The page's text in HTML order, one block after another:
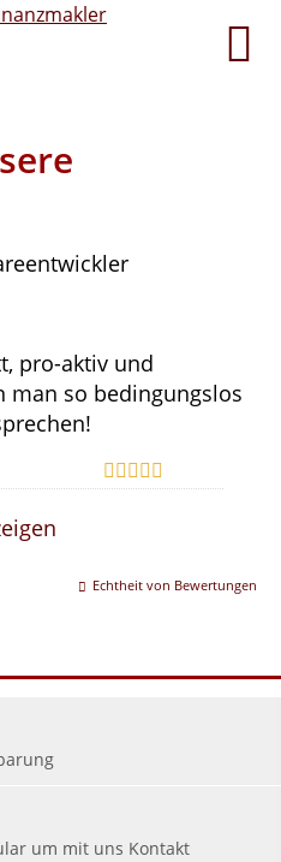
pro-aktiv und
man so bedingungslos
Echtheit von Bewertungen
um mit uns Kontakt